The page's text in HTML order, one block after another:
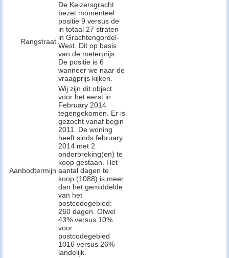
Rangstraat
De Keizersgracht
bezet momenteel
positie 9 versus de
in totaal 27 straten
in Grachtengordel-
West. Dit op basis
van de meterprijs.
De positie is 6
wanneer we naar de
vraagprijs kijken.
Aanbodtermijn
Wij zijn dit object
voor het eerst in
February 2014
tegengekomen. Er is
gezocht vanaf begin
2011. De woning
heeft sinds february
2014 met 2
onderbreking(en) te
koop gestaan. Het
aantal dagen te
koop (1088) is meer
dan het gemiddelde
van het
postcodegebied:
260 dagen. Ofwel
43% versus 10%
voor
postcodegebied
1016 versus 26%
landelijk.